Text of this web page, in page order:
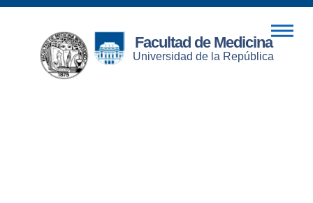
Facultad de Medicina
Universidad de la República